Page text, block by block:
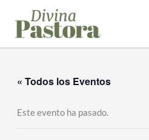
contenido
« Todos los Eventos
Este evento ha pasado.